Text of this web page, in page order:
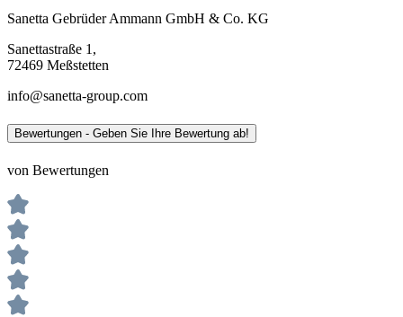
Sanetta Gebrüder Ammann GmbH & Co. KG
Sanettastraße 1,
72469 Meßstetten
info@sanetta-group.com
Bewertungen - Geben Sie Ihre Bewertung ab!
von Bewertungen